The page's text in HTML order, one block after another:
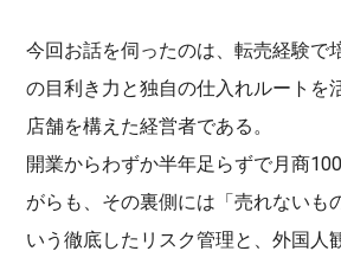
今回お話を伺ったのは、転売経験で
の目利き力と独自の仕入れルートを
店舗を構えた経営者である。
開業からわずか半年足らずで月商
がらも、その裏側には「売れないも
いう徹底したリスク管理と、外国人